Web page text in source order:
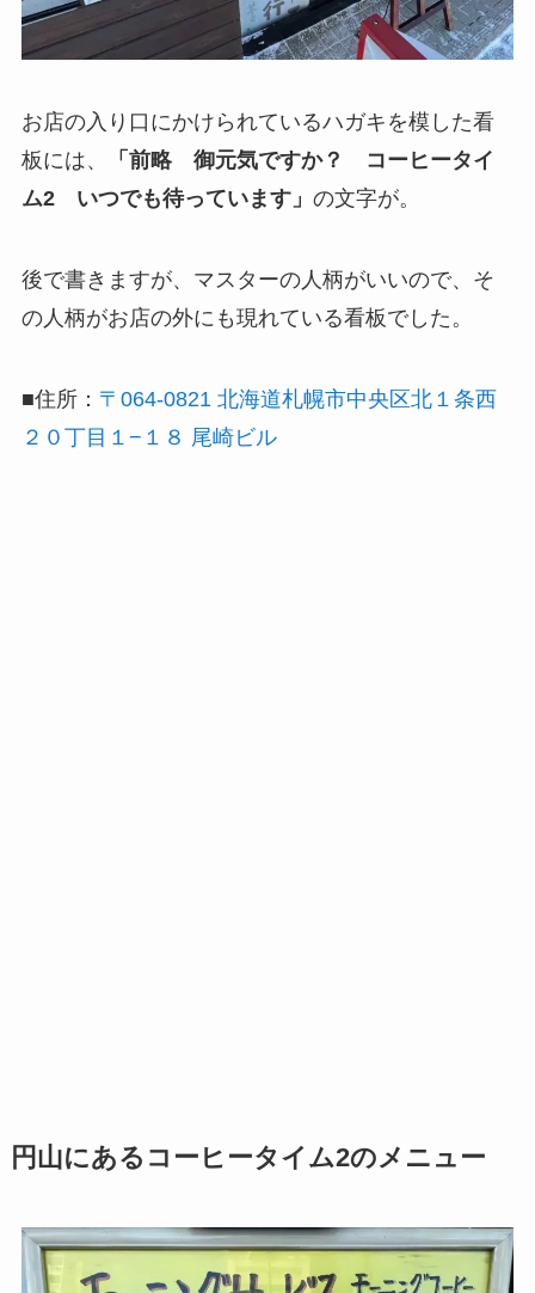
お店の入り口にかけられているハガキを模した看
板には、
「前略 御元気ですか？ コーヒータイ
ム2 いつでも待っています」 の文字が。
後で書きますが、マスターの人柄がいいので、そ
の人柄がお店の外にも現れている看板でした。
■住所： 〒064-0821 北海道札幌市中央区北１条西
２０丁目１−１８ 尾崎ビル
円山にあるコーヒータイム2のメニュー